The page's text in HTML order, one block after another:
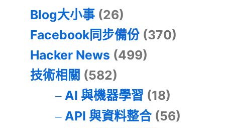
Blog大小事 (26)
Facebook同步備份 (370)
Hacker News (499)
技術相關 (582)
AI 與機器學習 (18)
API 與資料整合(56)